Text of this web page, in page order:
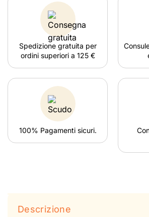
Spedizione gratuita per
ordini superiori a 125 €
100% Pagamenti sicuri.
Descrizione